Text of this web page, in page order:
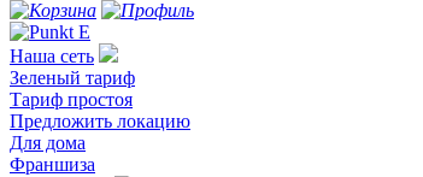
Наша сеть
Зеленый тариф
Тариф простоя
Предложить локацию
Для дома
Франшиза